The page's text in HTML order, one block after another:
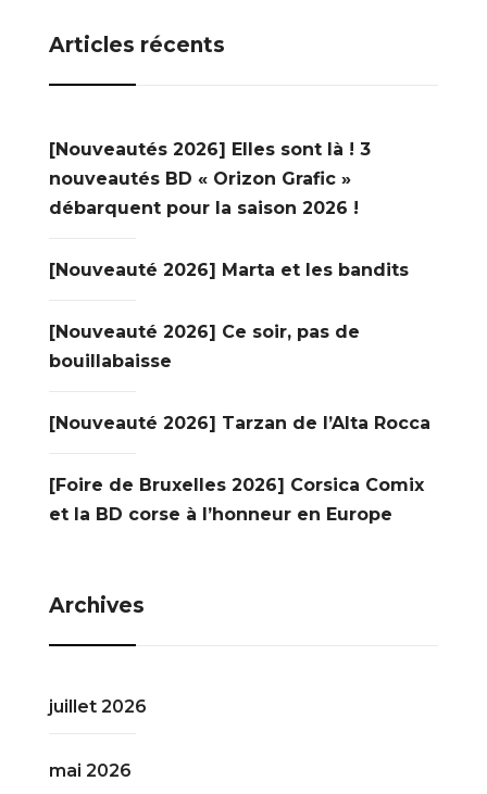
Articles récents
[Nouveautés 2026] Elles sont là ! 3
nouveautés BD « Orizon Grafic »
débarquent pour la saison 2026 !
[Nouveauté 2026] Marta et les bandits
[Nouveauté 2026] Ce soir, pas de
bouillabaisse
[Nouveauté 2026] Tarzan de l’Alta Rocca
[Foire de Bruxelles 2026] Corsica Comix
et la BD corse à l’honneur en Europe
Archives
juillet 2026
mai 2026